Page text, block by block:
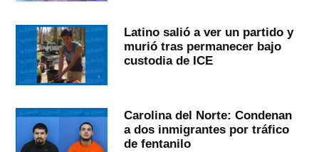
Latino salió a ver un partido y
murió tras permanecer bajo
custodia de ICE
Carolina del Norte: Condenan
a dos inmigrantes por tráfico
de fentanilo